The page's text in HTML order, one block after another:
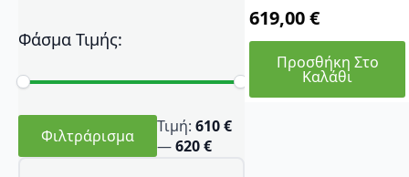
Φάσμα Τιμής:
Ελάχιστη
τιμή
Μέγιστη
τιμήΦιλτράρισμα Τιμή: 610 €
—620 €
619,00€
Προσθήκη Στο
Καλάθι